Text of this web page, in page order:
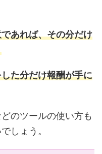
あれば、その分だけ
た分だけ報酬が手に
のツールの使い方も
しょう。